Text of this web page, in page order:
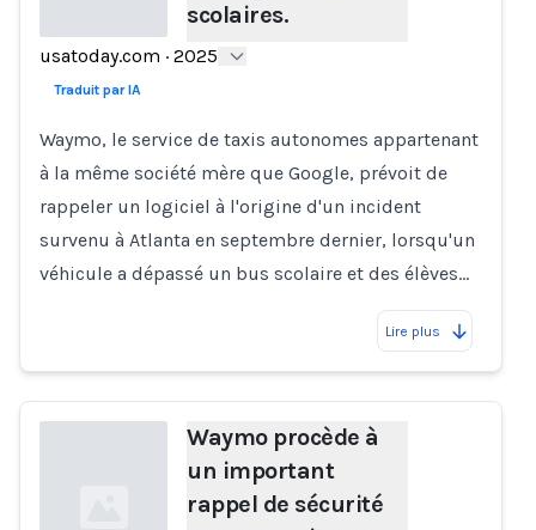
Loading...
scolaires.
usatoday.com · 2025
Traduit par IA
Waymo, le service de taxis autonomes appartenant
à la même société mère que Google, prévoit de
rappeler un logiciel à l'origine d'un incident
survenu à Atlanta en septembre dernier, lorsqu'un
véhicule a dépassé un bus scolaire et des élèves…
Lire plus
Waymo procède à
un important
rappel de sécurité